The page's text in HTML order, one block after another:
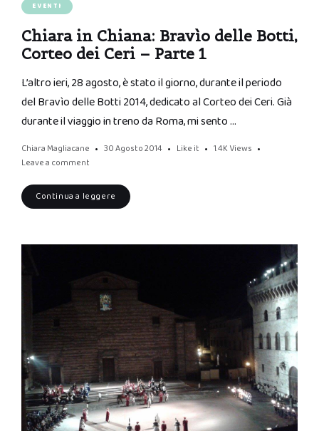
EVENTI
Chiara in Chiana: Bravìo delle Botti,
Corteo dei Ceri – Parte 1
L’altro ieri, 28 agosto, è stato il giorno, durante il periodo
del Bravìo delle Botti 2014, dedicato al Corteo dei Ceri. Già
durante il viaggio in treno da Roma, mi sento …
Chiara Magliacane 30 Agosto 2014 Like it 1.4K Views
Leave a comment
Continua a leggere